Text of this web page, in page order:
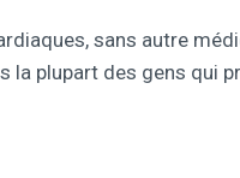
sans autre
plupart des gens qui